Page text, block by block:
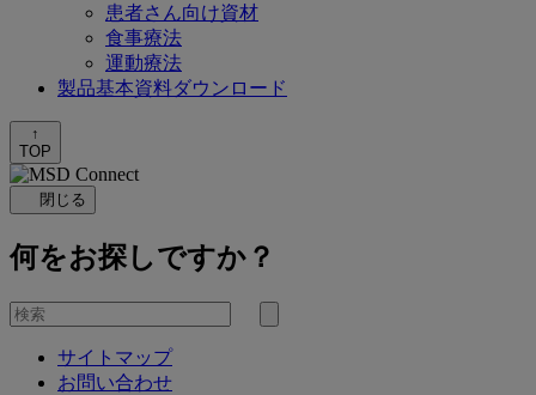
患者さん向け資材
食事療法
運動療法
製品基本資料ダウンロード
↑
TOP
閉じる
何をお探しですか？
を
検
サイトマップ
お問い合わせ